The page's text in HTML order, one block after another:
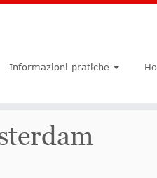
Informazioni pratiche